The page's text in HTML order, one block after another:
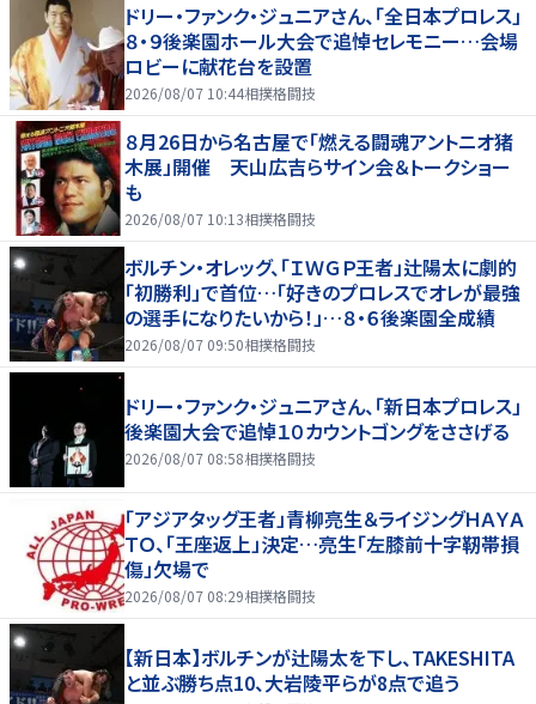
ドリー・ファンク・ジュニアさん、「全日本プロレス」
８・９後楽園ホール大会で追悼セレモニー…会場
ロビーに献花台を設置
2026/08/07 10:44相撲格闘技
８月26日から名古屋で「燃える闘魂アントニオ猪
木展」開催 天山広吉らサイン会＆トークショー
も
2026/08/07 10:13相撲格闘技
ボルチン・オレッグ、「ＩＷＧＰ王者」辻陽太に劇的
「初勝利」で首位…「好きのプロレスでオレが最強
の選手になりたいから！」…８・６後楽園全成績
2026/08/07 09:50相撲格闘技
ドリー・ファンク・ジュニアさん、「新日本プロレス」
後楽園大会で追悼１０カウントゴングをささげる
2026/08/07 08:58相撲格闘技
「アジアタッグ王者」青柳亮生＆ライジングＨＡＹＡ
ＴＯ、「王座返上」決定…亮生「左膝前十字靭帯損
傷」欠場で
2026/08/07 08:29相撲格闘技
【新日本】ボルチンが辻陽太を下し、TAKESHITA
と並ぶ勝ち点10、大岩陵平らが8点で追う